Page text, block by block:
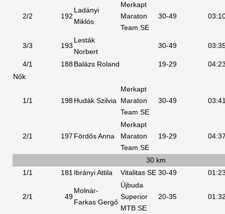
2/2 192
Ladányi
Miklós
Merkapt
Maraton
Team SE
30-49
3/3 193
Lesták
Norbert
30-49
4/1 188Balázs Roland 19-29
Nők
1/1 198Hudák Szilvia
Merkapt
Maraton
Team SE
30-49
2/1 197 Fördős Anna
Merkapt
Maraton
Team SE
19-29
30 km
1/1
181 Ibrányi Attila Vitalitas SE 30-49
2/1 49
Molnár-
Farkas Gergő
Újbuda
Superior
MTB SE
20-35